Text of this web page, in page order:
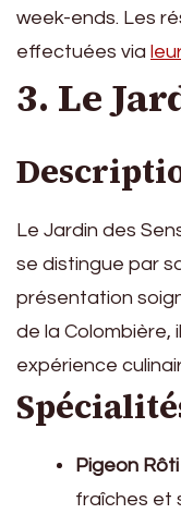
week-ends. Les
effectuées via
3. Le
Le Jardin des
se distingue par
présentation
de la Colombière,
expérience
Pigeon Rôti
fraîches et